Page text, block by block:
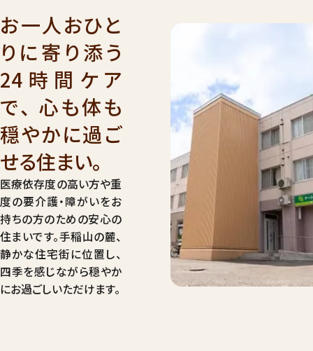
お一人おひと
りに寄り添う
24時間ケア
で、 心も体も
穏やかに過ご
せる住まい。
医療依存度の高い方や重
度の要介護・障がいをお
持ちの方のための安心の
住まいです。手稲山の麓、
静かな住宅街に位置し、
四季を感じながら穏やか
にお過ごしいただけます。